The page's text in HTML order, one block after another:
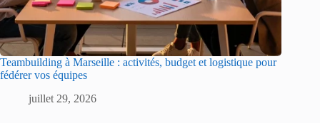
Teambuilding à Marseille : activités, budget et logistique pour
fédérer vos équipes
juillet 29, 2026